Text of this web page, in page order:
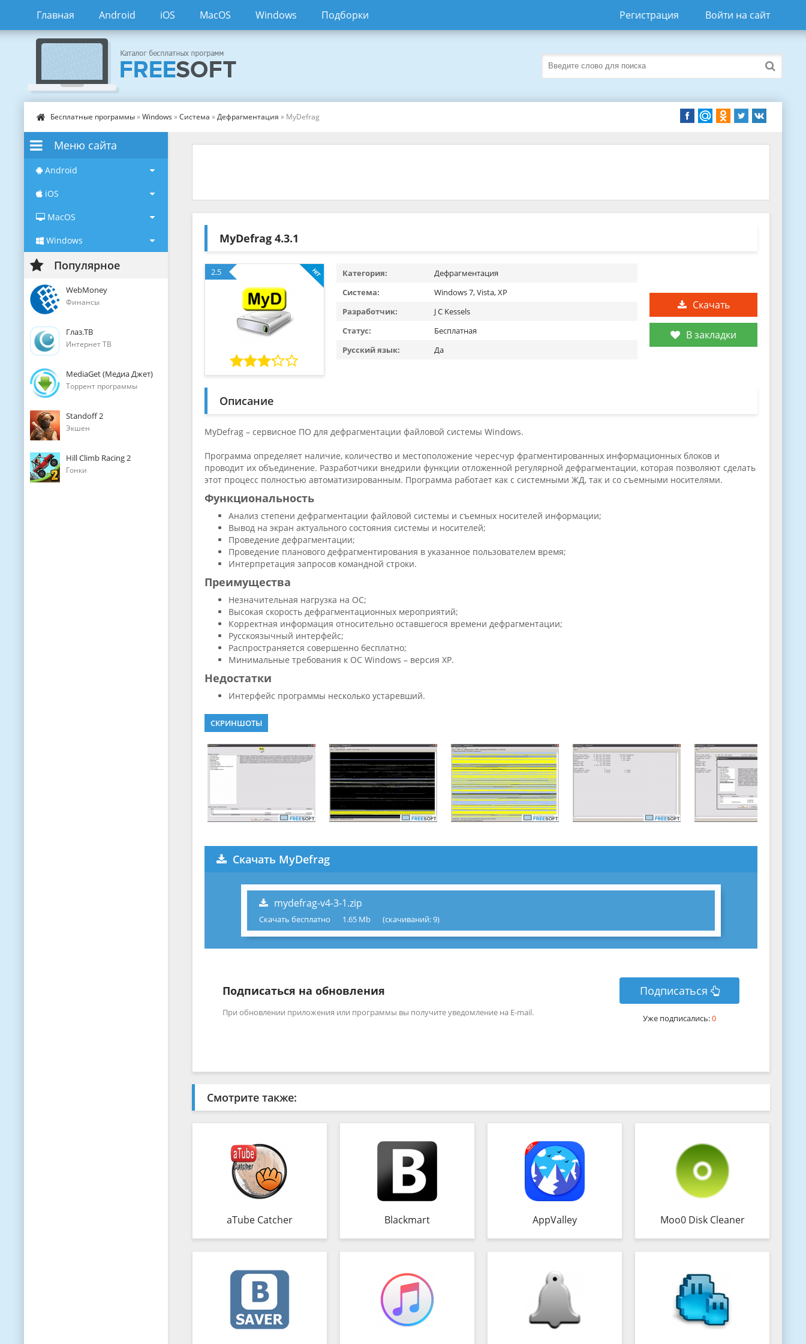
Главная Android iOS MacOS Windows Подборки Регистрация Войти на сайт
Бесплатные программы»Windows »Система »Дефрагментация » MyDefrag
Меню сайта
Android
iOS
MacOS
Windows
Популярное
WebMoney
Финансы
Глаз.ТВ
Интернет ТВ
MediaGet (Медиа Джет)
Торрент программы
Standoff 2
Экшен
Hill Climb Racing 2
Гонки
MyDefrag 4.3.1
2.5
Скачать
В закладки
Категория:
Дефрагментация
Система:
Windows 7, Vista, XP
Разработчик:
J C Kessels
Статус:
Бесплатная
Русский язык:
Да
Описание
MyDefrag – сервисное ПО для дефрагментации файловой системы Windows.
Программа определяет наличие, количество и местоположение чересчур фрагментированных информационных блоков и
проводит их объединение. Разработчики внедрили функции отложенной регулярной дефрагментации, которая позволяют сделать
этот процесс полностью автоматизированным. Программа работает как с системными ЖД, так и со съемными носителями.
Функциональность
Анализ степени дефрагментации файловой системы и съемных носителей информации;
Вывод на экран актуального состояния системы и носителей;
Проведение дефрагментации;
Проведение планового дефрагментирования в указанное пользователем время;
Интерпретация запросов командной строки.
Преимущества
Незначительная нагрузка на ОС;
Высокая скорость дефрагментационных мероприятий;
Корректная информация относительно оставшегося времени дефрагментации;
Русскоязычный интерфейс;
Распространяется совершенно бесплатно;
Минимальные требования к ОС Windows – версия XP.
Недостатки
Интерфейс программы несколько устаревший.
СКРИНШОТЫ
Скачать MyDefrag
mydefrag-v4-3-1.zip
Скачать бесплатно 1.65 Mb (cкачиваний: 9)
Подписаться на обновления
При обновлении приложения или программы вы получите уведомление на E-mail.
Подписаться
Уже подписались:0
Смотрите также:
aTube Catcher Blackmart AppValley Moo0 Disk Cleaner